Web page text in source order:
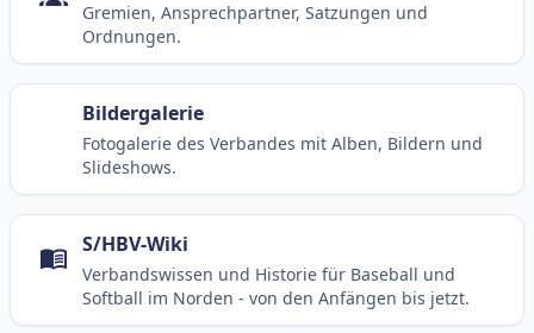
Gremien, Ansprechpartner, Satzungen und
Ordnungen.
Bildergalerie
Fotogalerie des Verbandes mit Alben, Bildern und
Slideshows.
S/HBV-Wiki
Verbandswissen und Historie für Baseball und
Softball im Norden - von den Anfängen bis jetzt.